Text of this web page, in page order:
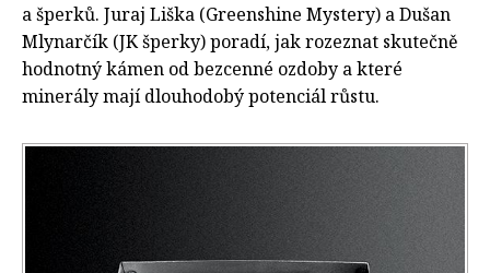
a šperků. Juraj Liška (Greenshine Mystery) a Dušan
Mlynarčík (JK šperky) poradí, jak rozeznat skutečně
hodnotný kámen od bezcenné ozdoby a které
minerály mají dlouhodobý potenciál růstu.